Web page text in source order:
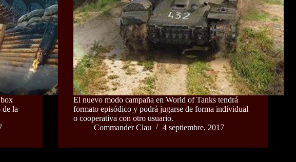
de la
El nuevo modo campaña en World of Tanks tendrá
formato episódico y podrá jugarse de forma individual
o cooperativa con otro usuario.
Commander Clau
4 septiembre, 2017